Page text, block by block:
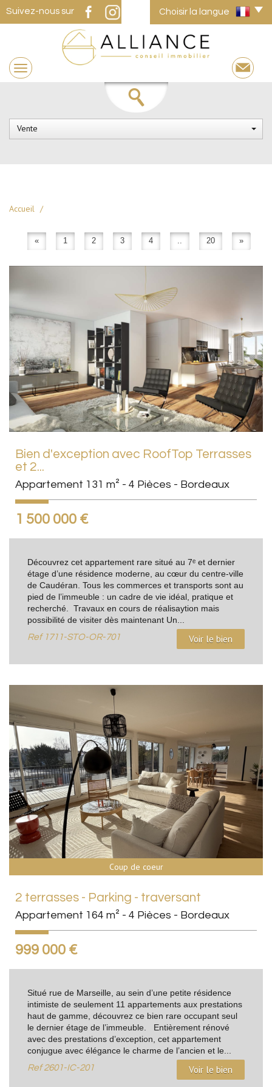
Suivez-nous sur Choisir la langue
Vente
Accueil
« 1 2 3 4 .. 20 »
Bien d'exception avec RoofTop Terrasses
et 2...
Appartement 131 m² - 4 Pièces - Bordeaux
1 500 000 €
Découvrez cet appartement rare situé au 7ᵉ et dernier
étage d’une résidence moderne, au cœur du centre-ville
de Caudéran. Tous les commerces et transports sont au
pied de l’immeuble : un cadre de vie idéal, pratique et
recherché. Travaux en cours de réalisaytion mais
possibilité de visiter dès maintenant Un...
Ref1711-STO-OR-701 Voir le bien
Coup de coeur
2 terrasses - Parking - traversant
Appartement 164 m² - 4 Pièces - Bordeaux
999 000 €
Situé rue de Marseille, au sein d’une petite résidence
intimiste de seulement 11 appartements aux prestations
haut de gamme, découvrez ce bien rare occupant seul
le dernier étage de l’immeuble. Entièrement rénové
avec des prestations d’exception, cet appartement
conjugue avec élégance le charme de l’ancien et le...
Ref2601-IC-201 Voir le bien